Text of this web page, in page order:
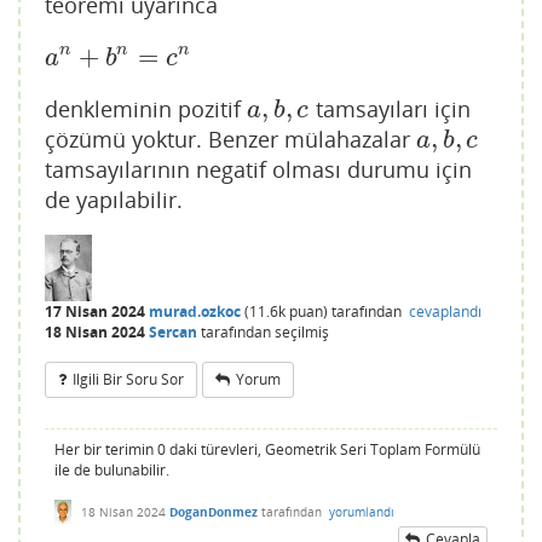
an + bn = cn
a n+ bn =cn
denkleminin pozitifa, b, c
a,b,c
tamsayıları için
çözümü yoktur. Benzer mülahazalar a, b, c
a,b,c
tamsayılarının negatif olması durumu için
de yapılabilir.
17 Nisan 2024 murad.ozkoc(11.6k puan) tarafından cevaplandı
18 Nisan 2024Sercan tarafındanseçilmiş
Ilgili Bir Soru Sor Yorum
Her bir terimin 0 daki türevleri, Geometrik Seri Toplam Formülü
ile de bulunabilir.
18 Nisan 2024 DoganDonmez tarafından yorumlandı